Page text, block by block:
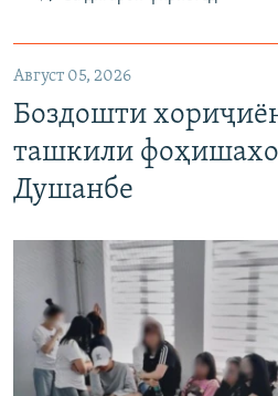
Август 05, 2026
Боздошти
ташкили
Душанбе